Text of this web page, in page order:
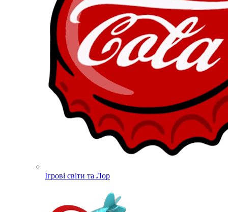
Ігрові світи та Лор